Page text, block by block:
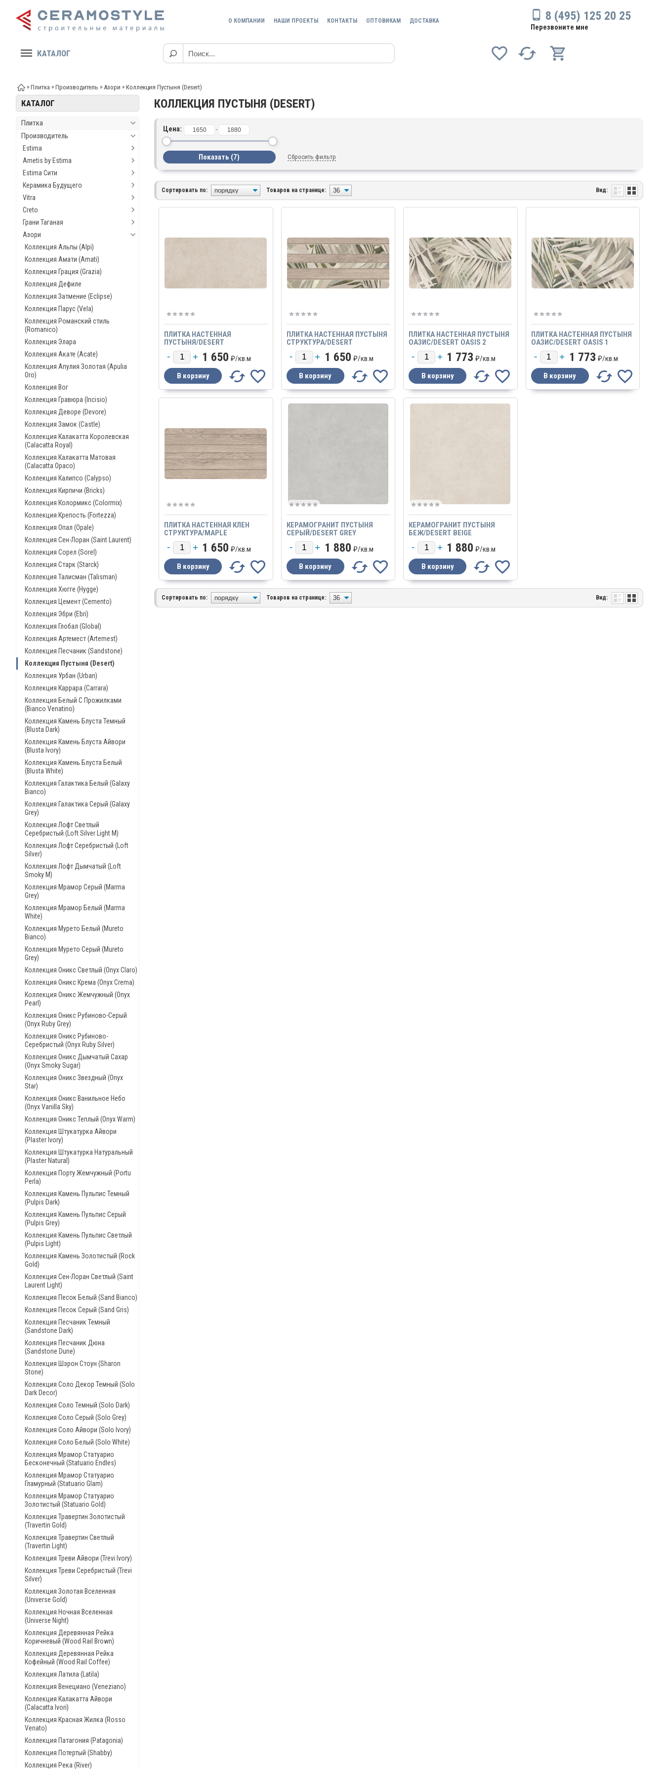
О КОМПАНИИ НАШИ ПРОЕКТЫ КОНТАКТЫ ОПТОВИКАМ ДОСТАВКА 8 (495) 125 20 25
Перезвоните мне
КАТАЛОГ
» Плитка » Производитель » Азори » Коллекция Пустыня (Desert)
КАТАЛОГ
Плитка
Производитель
Estima
Ametis by Estima
Estima Сити
Керамика Будущего
Vitra
Creto
Грани Таганая
Азори
Коллекция Альпы (Alpi)
Коллекция Амати (Amati)
Коллекция Грация (Grazia)
Коллекция Дефиле
Коллекция Затмение (Eclipse)
Коллекция Парус (Vela)
Коллекция Романский стиль
(Romanico)
Коллекция Элара
Коллекция Акате (Acate)
Коллекция Апулия Золотая (Apulia
Oro)
Коллекция Вог
Коллекция Гравюра (Incisio)
Коллекция Деворе (Devore)
Коллекция Замок (Castle)
Коллекция Калакатта Королевская
(Calacatta Royal)
Коллекция Калакатта Матовая
(Calacatta Opaco)
Коллекция Калипсо (Calypso)
Коллекция Кирпичи (Bricks)
Коллекция Колормикс (Colormix)
Коллекция Крепость (Fortezza)
Коллекция Опал (Opale)
Коллекция Сен-Лоран (Saint Laurent)
Коллекция Сорел (Sorel)
Коллекция Старк (Starck)
Коллекция Талисман (Talisman)
Коллекция Хюгге (Hygge)
Коллекция Цемент (Cemento)
Коллекция Эбри (Ebri)
Коллекция Глобал (Global)
Коллекция Артемест (Artemest)
Коллекция Песчаник (Sandstone)
Коллекция Пустыня (Desert)
Коллекция Урбан (Urban)
Коллекция Каррара (Carrara)
Коллекция Белый С Прожилками
(Bianco Venatino)
Коллекция Камень Блуста Темный
(Blusta Dark)
Коллекция Камень Блуста Айвори
(Blusta Ivory)
Коллекция Камень Блуста Белый
(Blusta White)
Коллекция Галактика Белый (Galaxy
Bianco)
Коллекция Галактика Серый (Galaxy
Grey)
Коллекция Лофт Светлый
Серебристый (Loft Silver Light M)
Коллекция Лофт Серебристый (Loft
Silver)
Коллекция Лофт Дымчатый (Loft
Smoky M)
Коллекция Мрамор Серый (Marma
Grey)
Коллекция Мрамор Белый (Marma
White)
Коллекция Мурето Белый (Mureto
Bianco)
Коллекция Мурето Серый (Mureto
Grey)
Коллекция Оникс Светлый (Onyx Claro)
Коллекция Оникс Крема (Onyx Crema)
Коллекция Оникс Жемчужный (Onyx
Pearl)
Коллекция Оникс Рубиново-Серый
(Onyx Ruby Grey)
Коллекция Оникс Рубиново-
Серебристый (Onyx Ruby Silver)
Коллекция Оникс Дымчатый Сахар
(Onyx Smoky Sugar)
Коллекция Оникс Звездный (Onyx
Star)
Коллекция Оникс Ванильное Небо
(Onyx Vanilla Sky)
Коллекция Оникс Теплый (Onyx Warm)
Коллекция Штукатурка Айвори
(Plaster Ivory)
Коллекция Штукатурка Натуральный
(Plaster Natural)
Коллекция Порту Жемчужный (Portu
Perla)
Коллекция Камень Пульпис Темный
(Pulpis Dark)
Коллекция Камень Пульпис Серый
(Pulpis Grey)
Коллекция Камень Пульпис Светлый
(Pulpis Light)
Коллекция Камень Золотистый (Rock
Gold)
Коллекция Сен-Лоран Светлый (Saint
Laurent Light)
Коллекция Песок Белый (Sand Bianco)
Коллекция Песок Серый (Sand Gris)
Коллекция Песчаник Темный
(Sandstone Dark)
Коллекция Песчаник Дюна
(Sandstone Dune)
Коллекция Шэрон Стоун (Sharon
Stone)
Коллекция Соло Декор Темный (Solo
Dark Decor)
Коллекция Соло Темный (Solo Dark)
Коллекция Соло Серый (Solo Grey)
Коллекция Соло Айвори (Solo Ivory)
Коллекция Соло Белый (Solo White)
Коллекция Мрамор Статуарио
Бесконечный (Statuario Endles)
Коллекция Мрамор Статуарио
Гламурный (Statuario Glam)
Коллекция Мрамор Статуарио
Золотистый (Statuario Gold)
Коллекция Травертин Золотистый
(Travertin Gold)
Коллекция Травертин Светлый
(Travertin Light)
Коллекция Треви Айвори (Trevi Ivory)
Коллекция Треви Серебристый (Trevi
Silver)
Коллекция Золотая Вселенная
(Universe Gold)
Коллекция Ночная Вселенная
(Universe Night)
Коллекция Деревянная Рейка
Коричневый (Wood Rail Brown)
Коллекция Деревянная Рейка
Кофейный (Wood Rail Coffee)
Коллекция Латила (Latila)
Коллекция Венециано (Veneziano)
Коллекция Калакатта Айвори
(Calacatta Ivori)
Коллекция Красная Жилка (Rosso
Venato)
Коллекция Патагония (Patagonia)
Коллекция Потертый (Shabby)
Коллекция Река (River)
КОЛЛЕКЦИЯ ПУСТЫНЯ (DESERT)
Цена: -
Сбросить фильтр
Сортировать по: Товаров на странице: Вид:
ПЛИТКА НАСТЕННАЯ
ПУСТЫНЯ/DESERT
1 650 ₽/кв.м
ПЛИТКА НАСТЕННАЯ ПУСТЫНЯ
СТРУКТУРА/DESERT
STRUTTURA 1 650 ₽/кв.м
ПЛИТКА НАСТЕННАЯ ПУСТЫНЯ
ОАЗИС/DESERT OASIS 2
1 773 ₽/кв.м
ПЛИТКА НАСТЕННАЯ ПУСТЫНЯ
ОАЗИС/DESERT OASIS 1
1 773 ₽/кв.м
ПЛИТКА НАСТЕННАЯ КЛЕН
СТРУКТУРА/MAPLE
STRUTTURA 1 650 ₽/кв.м
КЕРАМОГРАНИТ ПУСТЫНЯ
СЕРЫЙ/DESERT GREY
1 880 ₽/кв.м
КЕРАМОГРАНИТ ПУСТЫНЯ
БЕЖ/DESERT BEIGE
1 880 ₽/кв.м
Сортировать по: Товаров на странице: Вид: